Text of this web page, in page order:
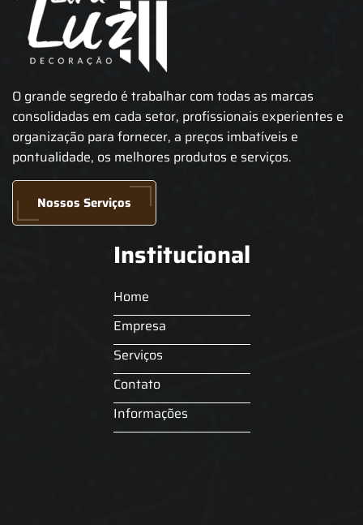
O grande segredo é trabalhar com todas as marcas
consolidadas em cada setor, profissionais experientes e
organização para fornecer, a preços imbatíveis e
pontualidade, os melhores produtos e serviços.
Nossos Serviços
Institucional
Home
Empresa
Serviços
Contato
Informações